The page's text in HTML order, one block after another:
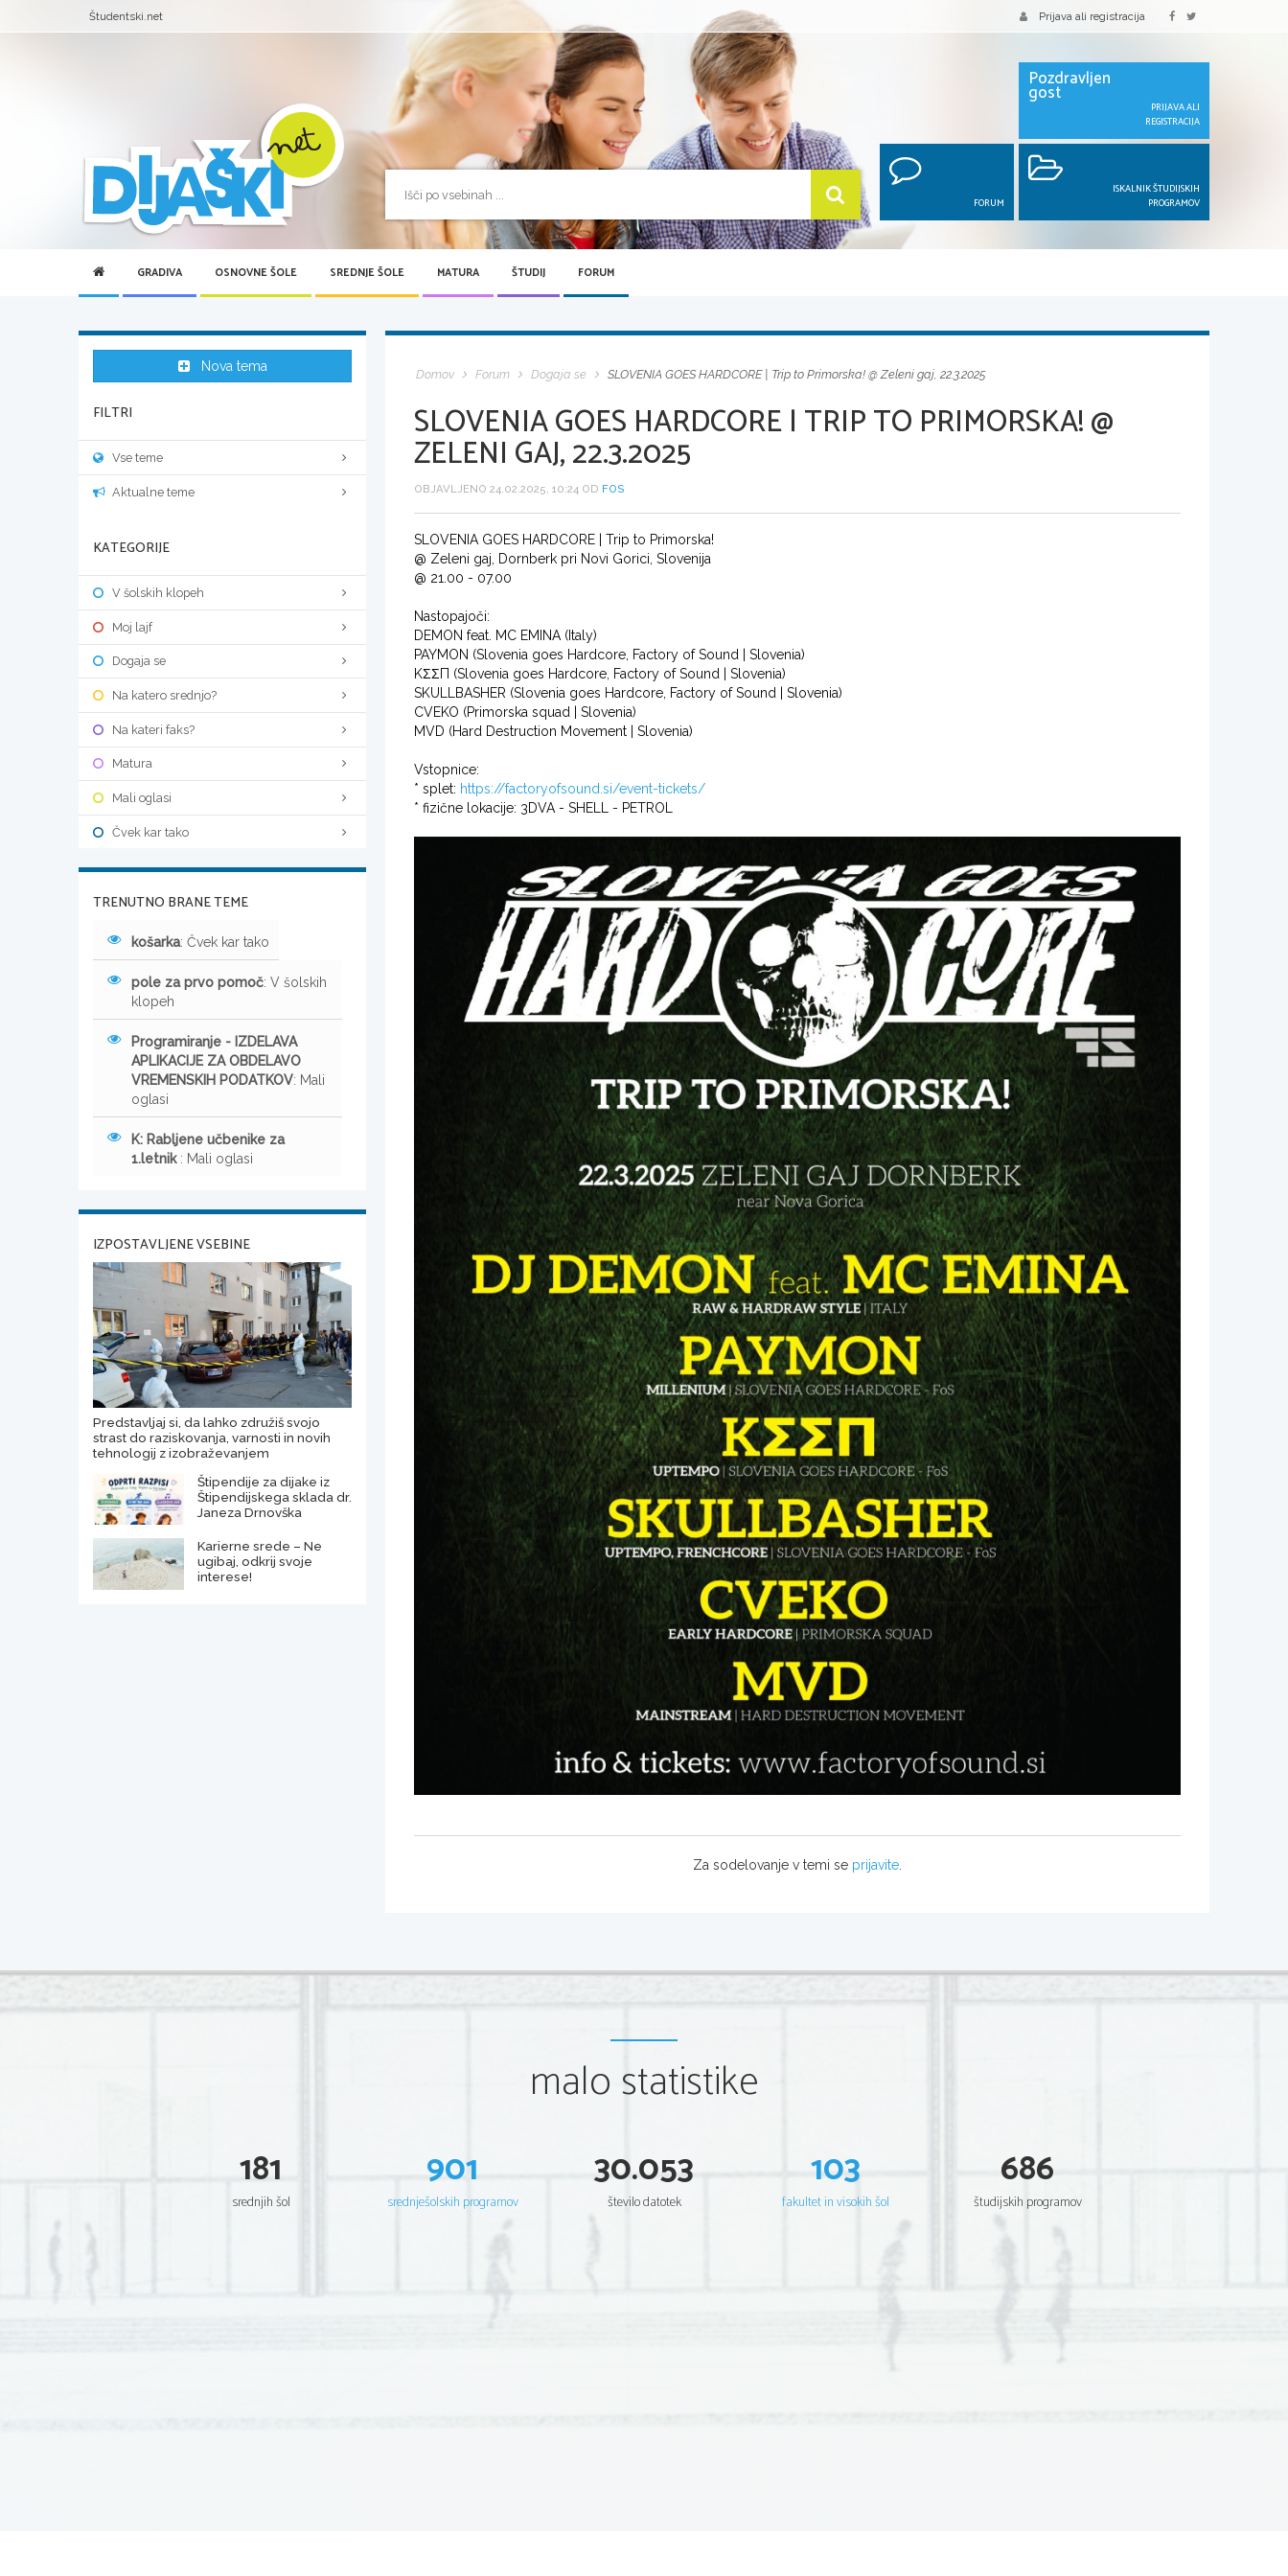
Študentski.net Prijava ali registracija
Pozdravljen
gost
PRIJAVA ALI
REGISTRACIJA
FORUM
ISKALNIK ŠTUDIJSKIH
PROGRAMOV
GRADIVA OSNOVNE ŠOLE SREDNJE ŠOLE MATURA ŠTUDIJ FORUM
Domov Forum Dogaja se SLOVENIA GOES HARDCORE | Trip to Primorska! @ Zeleni gaj, 22.3.2025
SLOVENIA GOES HARDCORE | TRIP TO PRIMORSKA! @
ZELENI GAJ, 22.3.2025
OBJAVLJENO 24.02.2025, 10:24 OD FOS
SLOVENIA GOES HARDCORE | Trip to Primorska!
@ Zeleni gaj, Dornberk pri Novi Gorici, Slovenija
@ 21.00 - 07.00
Nastopajoči:
DEMON feat. MC EMINA (Italy)
PAYMON (Slovenia goes Hardcore, Factory of Sound | Slovenia)
KΣΣП (Slovenia goes Hardcore, Factory of Sound | Slovenia)
SKULLBASHER (Slovenia goes Hardcore, Factory of Sound | Slovenia)
CVEKO (Primorska squad | Slovenia)
MVD (Hard Destruction Movement | Slovenia)
Vstopnice:
* splet: https://factoryofsound.si/event-tickets/
* fizične lokacije: 3DVA - SHELL - PETROL
Za sodelovanje v temi se prijavite
Nova tema
FILTRI
Vse teme
Aktualne teme
KATEGORIJE
V šolskih klopeh
Moj lajf
Dogaja se
Na katero srednjo?
Na kateri faks?
Matura
Mali oglasi
Čvek kar tako
TRENUTNO BRANE TEME
košarka: Čvek kar tako
pole za prvo pomoč: V šolskih
klopeh
Programiranje - IZDELAVA
APLIKACIJE ZA OBDELAVO
VREMENSKIH PODATKOV: Mali
oglasi
K: Rabljene učbenike za
1.letnik : Mali oglasi
IZPOSTAVLJENE VSEBINE
Predstavljaj si, da lahko združiš svojo
strast do raziskovanja, varnosti in novih
tehnologij z izobraževanjem
Štipendije za dijake iz
Štipendijskega sklada dr.
Janeza Drnovška
Karierne srede – Ne
ugibaj, odkrij svoje
interese!
malo statistike
181
srednjih šol
901
srednješolskih programov
30.053
število datotek
103
fakultet in visokih šol
686
študijskih programov